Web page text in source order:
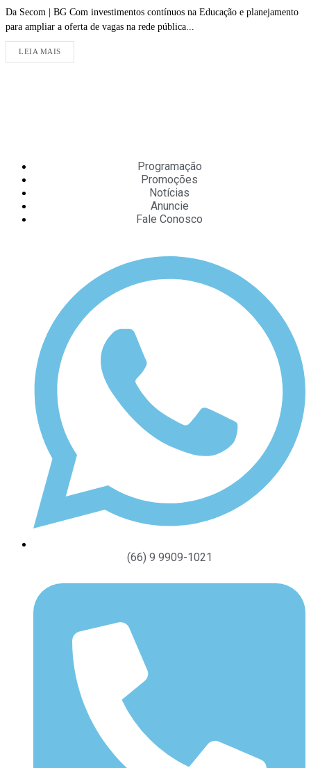
Da Secom | BG Com investimentos contínuos na Educação e planejamento
para ampliar a oferta de vagas na rede pública...
LEIA MAIS
Programação
Promoções
Notícias
Anuncie
Fale Conosco
(66) 9 9909-1021